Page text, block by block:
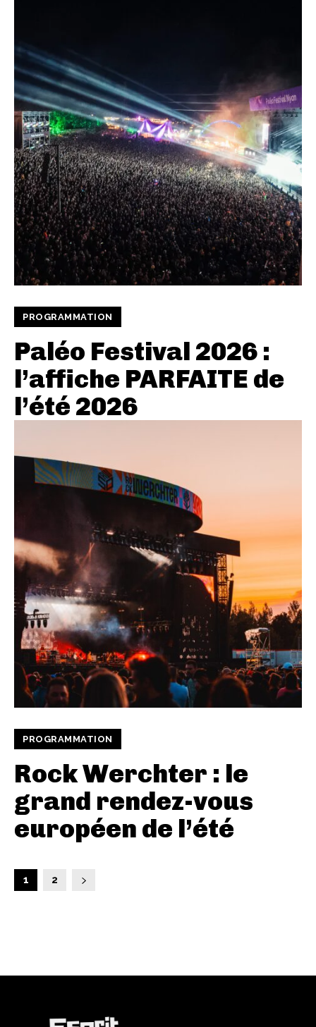
PROGRAMMATION
Paléo Festival 2026 :
l’affiche PARFAITE de
l’été 2026
PROGRAMMATION
Rock Werchter : le
grand rendez-vous
européen de l’été
1 2